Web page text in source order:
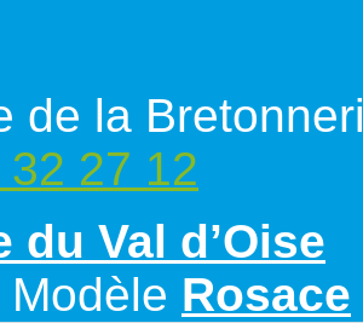
de la
27 12
du Val d’Oise
Rosace